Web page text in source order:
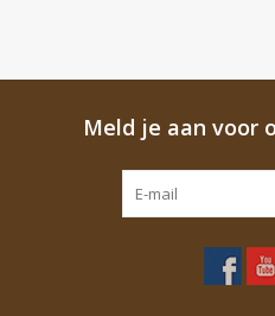
Meld je aan voor